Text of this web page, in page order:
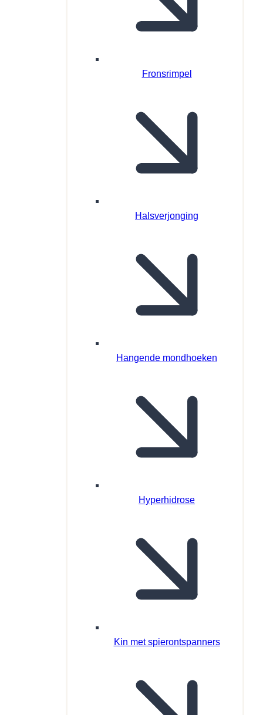
Fronsrimpel
Halsverjonging
Hangende mondhoeken
Hyperhidrose
Kin met spierontspanners